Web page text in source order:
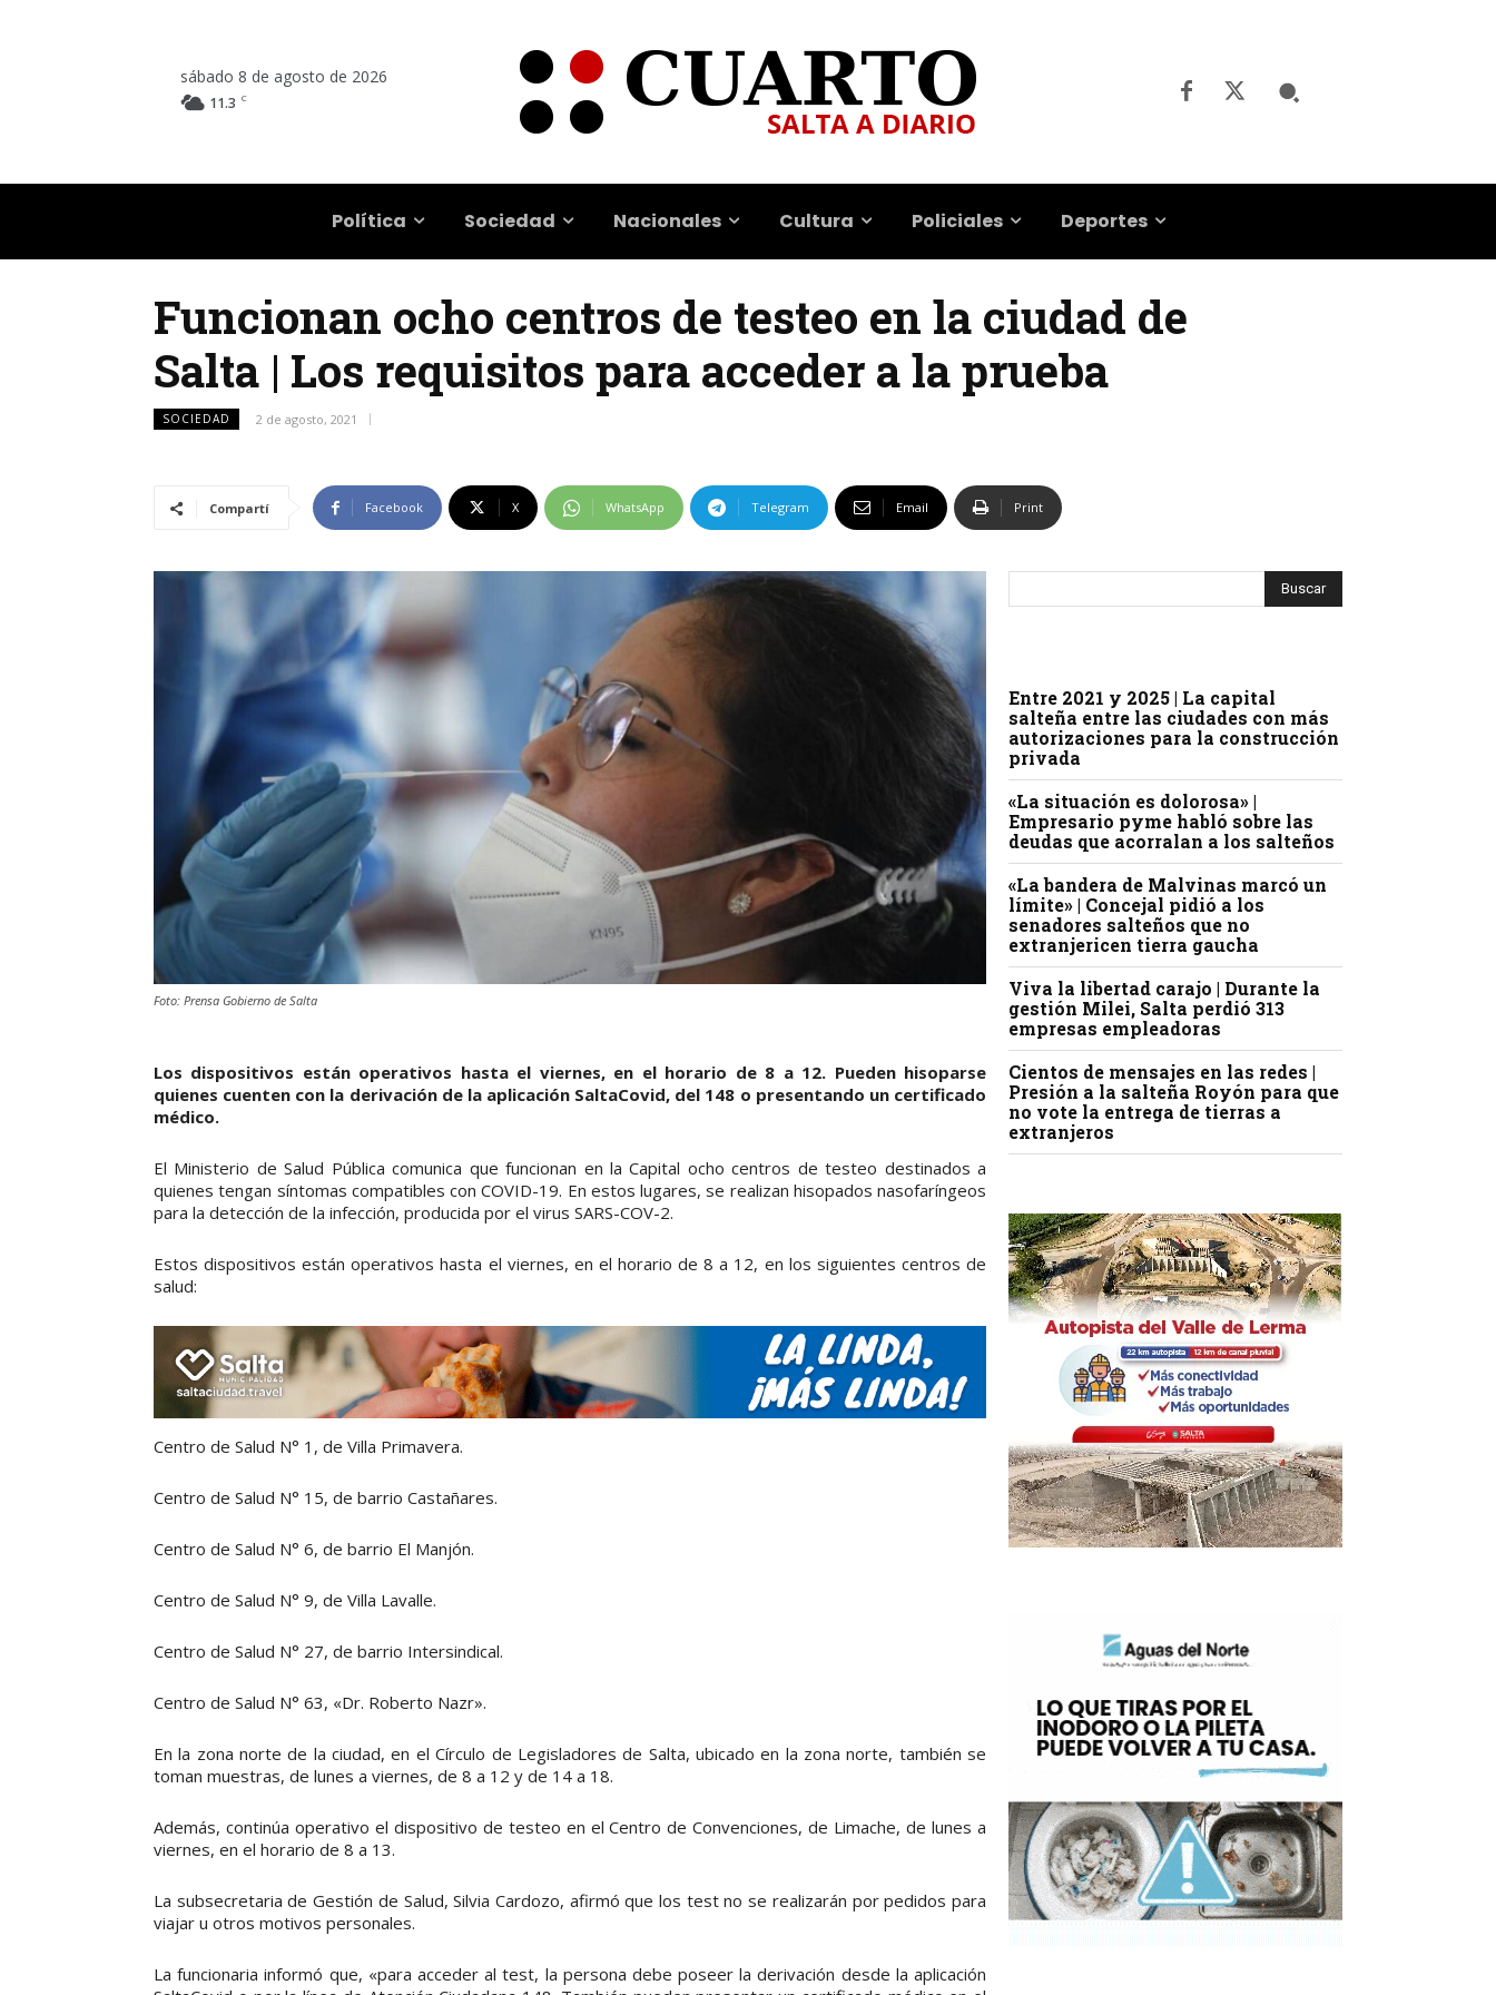
sábado 8 de agosto de 2026
11.3 C
Política Sociedad Nacionales Cultura Policiales Deportes
Funcionan ocho centros de testeo en la ciudad de
Salta | Los requisitos para acceder a la prueba
SOCIEDAD 2 de agosto, 2021
Compartí Facebook X WhatsApp Telegram Email Print
Foto: Prensa Gobierno de Salta
Los dispositivos están operativos hasta el viernes, en el horario de 8 a 12. Pueden hisoparse
quienes cuenten con la derivación de la aplicación SaltaCovid, del 148 o presentando un certificado
médico.
El Ministerio de Salud Pública comunica que funcionan en la Capital ocho centros de testeo destinados a
quienes tengan síntomas compatibles con COVID-19. En estos lugares, se realizan hisopados nasofaríngeos
para la detección de la infección, producida por el virus SARS-COV-2.
Estos dispositivos están operativos hasta el viernes, en el horario de 8 a 12, en los siguientes centros de
salud:
Centro de Salud N° 1, de Villa Primavera.
Centro de Salud N° 15, de barrio Castañares.
Centro de Salud N° 6, de barrio El Manjón.
Centro de Salud N° 9, de Villa Lavalle.
Centro de Salud N° 27, de barrio Intersindical.
Centro de Salud N° 63, «Dr. Roberto Nazr».
En la zona norte de la ciudad, en el Círculo de Legisladores de Salta, ubicado en la zona norte, también se
toman muestras, de lunes a viernes, de 8 a 12 y de 14 a 18.
Además, continúa operativo el dispositivo de testeo en el Centro de Convenciones, de Limache, de lunes a
viernes, en el horario de 8 a 13.
La subsecretaria de Gestión de Salud, Silvia Cardozo, afirmó que los test no se realizarán por pedidos para
viajar u otros motivos personales.
La funcionaria informó que, «para acceder al test, la persona debe poseer la derivación desde la aplicación
Entre 2021 y 2025 | La capital
salteña entre las ciudades con más
autorizaciones para la construcción
privada
«La situación es dolorosa» |
Empresario pyme habló sobre las
deudas que acorralan a los salteños
«La bandera de Malvinas marcó un
límite» | Concejal pidió a los
senadores salteños que no
extranjericen tierra gaucha
Viva la libertad carajo | Durante la
gestión Milei, Salta perdió 313
empresas empleadoras
Cientos de mensajes en las redes |
Presión a la salteña Royón para que
no vote la entrega de tierras a
extranjeros